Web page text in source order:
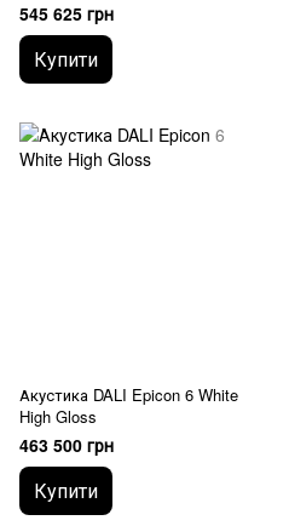
545 625 грн
Купити
Акустика DALI Epicon 6 White
High Gloss
463 500 грн
Купити